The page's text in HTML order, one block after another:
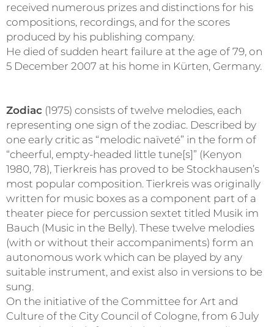
received numerous prizes and distinctions for his
compositions, recordings, and for the scores
produced by his publishing company.
He died of sudden heart failure at the age of 79, on
5 December 2007 at his home in Kürten, Germany.
Zodiac (1975) consists of twelve melodies, each
representing one sign of the zodiac. Described by
one early critic as “melodic naïveté” in the form of
“cheerful, empty-headed little tune[s]” (Kenyon
1980, 78), Tierkreis has proved to be Stockhausen’s
most popular composition. Tierkreis was originally
written for music boxes as a component part of a
theater piece for percussion sextet titled Musik im
Bauch (Music in the Belly). These twelve melodies
(with or without their accompaniments) form an
autonomous work which can be played by any
suitable instrument, and exist also in versions to be
sung.
On the initiative of the Committee for Art and
Culture of the City Council of Cologne, from 6 July